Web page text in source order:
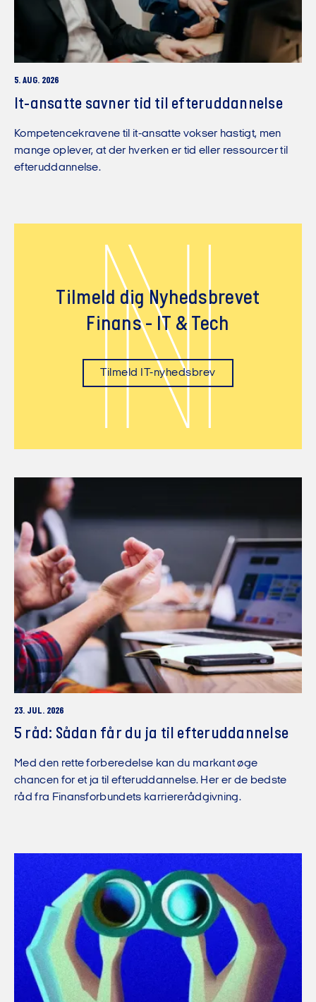
5. AUG. 2026
It-ansatte savner tid til efteruddannelse
Kompetencekravene til it-ansatte vokser hastigt, men
mange oplever, at der hverken er tid eller ressourcer til
efteruddannelse.
N
Tilmeld dig Nyhedsbrevet
Finans - IT & Tech
Tilmeld IT-nyhedsbrev
23. JUL. 2026
5 råd: Sådan får du ja til efteruddannelse
Med den rette forberedelse kan du markant øge
chancen for et ja til efteruddannelse. Her er de bedste
råd fra Finansforbundets karriererådgivning.